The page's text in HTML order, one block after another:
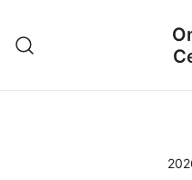
treści